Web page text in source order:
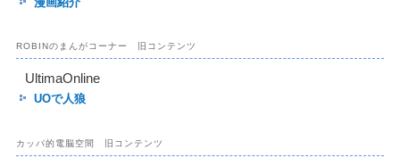
ROBINのまんがコーナー 旧コンテンツ
UltimaOnline
UOで人狼
カッパ的電脳空間 旧コンテンツ